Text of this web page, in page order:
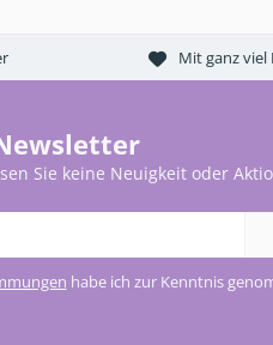
Mit ganz viel
Sie keine Neuigkeit oder
habe ich zur Kenntnis